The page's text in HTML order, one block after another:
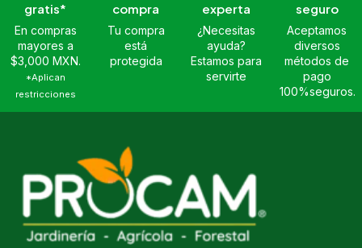
gratis*
En compras
mayores a
$3,000 MXN.
*Aplican
restricciones
compra
Tu compra
está
protegida
experta
¿Necesitas
ayuda?
Estamos para
servirte
seguro
Aceptamos
diversos
métodos de
pago
100%seguros.